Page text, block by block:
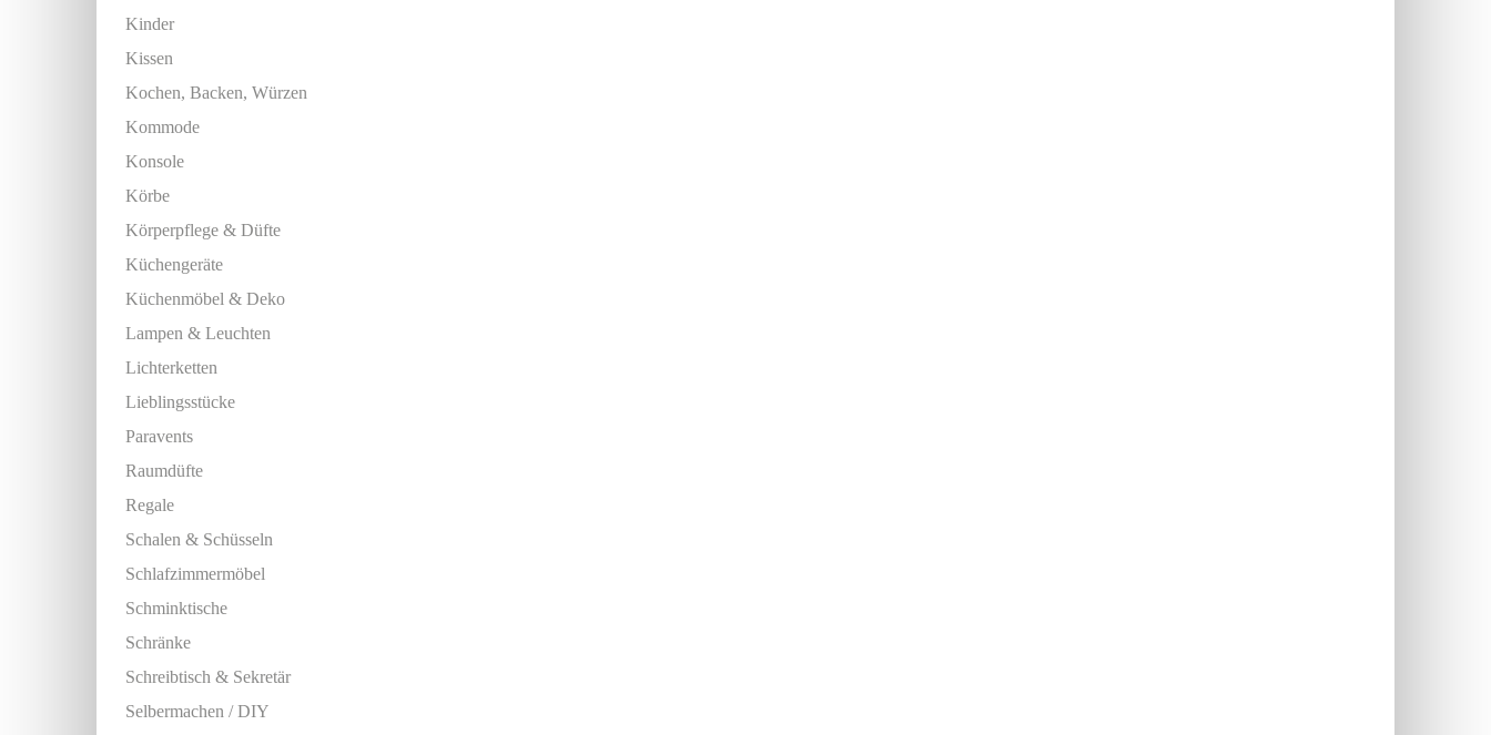
Kinder
Kissen
Kochen, Backen, Würzen
Kommode
Konsole
Körbe
Körperpflege & Düfte
Küchengeräte
Küchenmöbel & Deko
Lampen & Leuchten
Lichterketten
Lieblingsstücke
Paravents
Raumdüfte
Regale
Schalen & Schüsseln
Schlafzimmermöbel
Schminktische
Schränke
Schreibtisch & Sekretär
Selbermachen / DIY